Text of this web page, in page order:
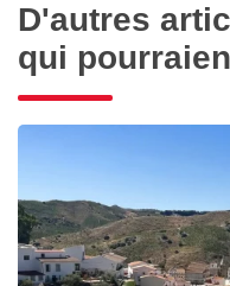
D'autres
qui